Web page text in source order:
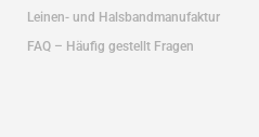
Leinen- und Halsbandmanufaktur
FAQ – Häufig gestellt Fragen